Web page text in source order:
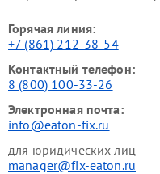
Горячая линия:
+7 (861) 212-38-54
Контактный телефон:
8 (800) 100-33-26
Электронная почта:
info@eaton-fix.ru
для юридических лиц
manager@fix-eaton.ru